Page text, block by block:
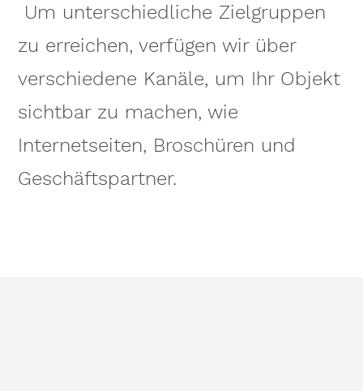
Um unterschiedliche Zielgruppen
zu erreichen, verfügen wir über
verschiedene Kanäle, um Ihr Objekt
sichtbar zu machen, wie
Internetseiten, Broschüren und
Geschäftspartner.